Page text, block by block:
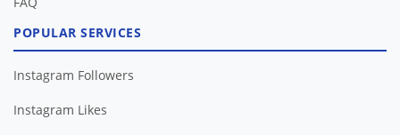
POPULAR SERVICES
Instagram Followers
Instagram Likes